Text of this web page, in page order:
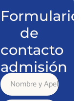
Formulario
de
contacto
admisión
Nombre